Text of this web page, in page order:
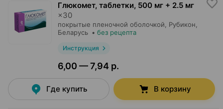
Глюкомет, таблетки, 500 мг + 2.5 мг
×30
покрытые пленочной оболочкой, Рубикон
Беларусь • без рецепта
Инструкция
6,00 — 7,94 р.
Где купить В корзину